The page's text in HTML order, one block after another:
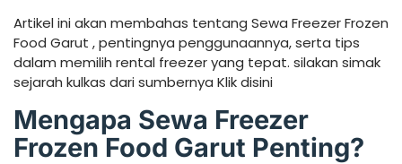
Artikel ini akan membahas tentang Sewa Freezer Frozen
Food Garut , pentingnya penggunaannya, serta tips
dalam memilih rental freezer yang tepat. silakan simak
sejarah kulkas dari sumbernya Klik disini
Mengapa Sewa Freezer
Frozen Food Garut Penting?